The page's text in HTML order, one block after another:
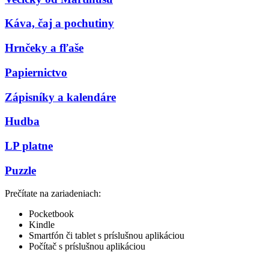
Káva, čaj a pochutiny
Hrnčeky a fľaše
Papiernictvo
Zápisníky a kalendáre
Hudba
LP platne
Puzzle
Prečítate na zariadeniach:
Pocketbook
Kindle
Smartfón či tablet s príslušnou aplikáciou
Počítač s príslušnou aplikáciou